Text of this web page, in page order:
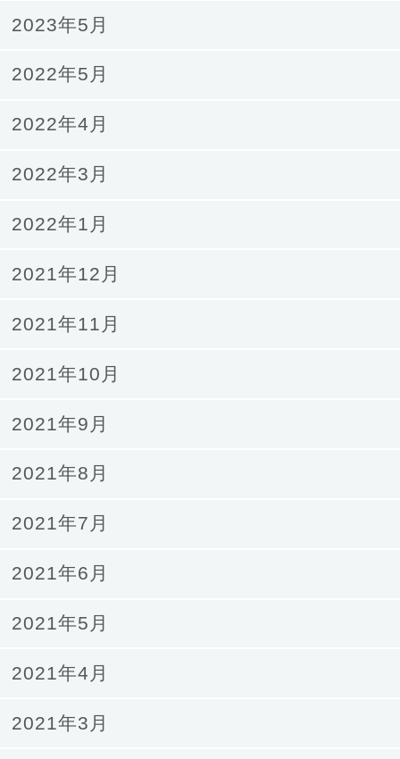
2023年5月
2022年5月
2022年4月
2022年3月
2022年1月
2021年12月
2021年11月
2021年10月
2021年9月
2021年8月
2021年7月
2021年6月
2021年5月
2021年4月
2021年3月